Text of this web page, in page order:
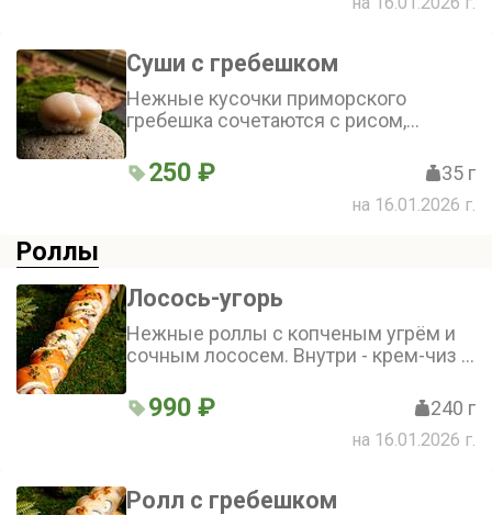
Суши с гребешком
Нежные кусочки приморского
гребешка сочетаются с рисом,
кислинка пюре из лайма и сладость
апельсина придают суши уникальный
250 ₽ 35 г
на 16.01.2026 г.
Роллы
Лосось-угорь
Нежные роллы с копченым угрём и
сочным лососем. Внутри - крем-чиз и
кремовую текстуру. Подаются с
соевым и рисовым соусами, а также
с соусом унаги и луком фри
990 ₽ 240 г
на 16.01.2026 г.
Ролл с гребешком